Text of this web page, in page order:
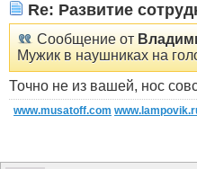
Re: Развитие
Сообщение от
Мужик в наушниках на
Точно не из вашей, нос
www.musatoff.com